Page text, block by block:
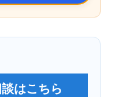
はこちら